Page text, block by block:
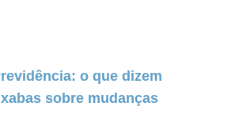
o que dizem
sobre mudanças